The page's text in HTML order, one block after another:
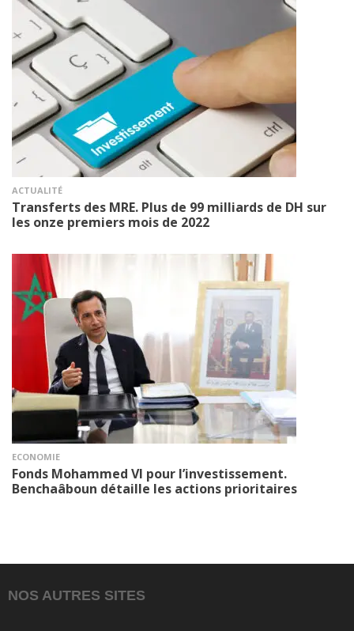
ACTUALITÉ
Transferts des MRE. Plus de 99 milliards de DH sur
les onze premiers mois de 2022
ECONOMIE
Fonds Mohammed VI pour l’investissement.
Benchaâboun détaille les actions prioritaires
NOS AUTRES SITES